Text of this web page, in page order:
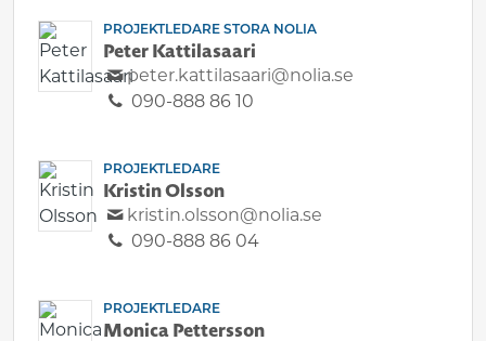
PROJEKTLEDARE STORA NOLIA
Peter Kattilasaari
peter.kattilasaari@nolia.se
090-888 86 10
PROJEKTLEDARE
Kristin Olsson
kristin.olsson@nolia.se
090-888 86 04
PROJEKTLEDARE
Monica Pettersson